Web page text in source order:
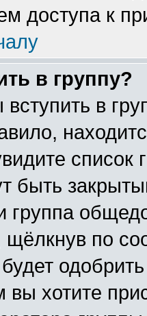
доступа к
в группу?
вступить в
список
быть
щёлкнув по
вы хотите